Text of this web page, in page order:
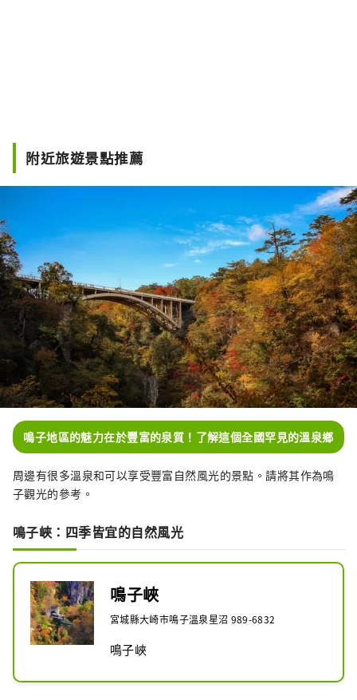
附近旅遊景點推薦
鳴子地區的魅力在於豐富的泉質！了解這個全國罕見的溫泉鄉
周邊有很多溫泉和可以享受豐富自然風光的景點。請將其作為鳴
子觀光的參考。
鳴子峽：四季皆宜的自然風光
鳴子峽
宮城縣大崎市鳴子溫泉星沼 989-6832
鳴子峽